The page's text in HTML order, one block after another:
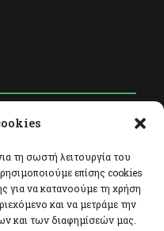
τη σωστή λειτουργία του
επίσης cookies
για να κατανοούμε τη χρήση
και να μετράμε την
και των διαφημίσεών μας.